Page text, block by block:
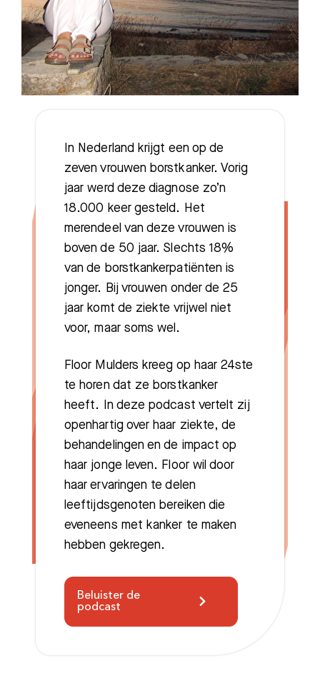
Zoeken
Meest gezocht:
Bezoektijden
Afspraak maken
Afdelingen
In Nederland krijgt een op de
zeven vrouwen borstkanker. Vorig
jaar werd deze diagnose zo’n
18.000 keer gesteld. Het
merendeel van deze vrouwen is
boven de 50 jaar. Slechts 18%
van de borstkankerpatiënten is
jonger. Bij vrouwen onder de 25
jaar komt de ziekte vrijwel niet
voor, maar soms wel.
Floor Mulders kreeg op haar 24ste
te horen dat ze borstkanker
heeft. In deze podcast vertelt zij
openhartig over haar ziekte, de
behandelingen en de impact op
haar jonge leven. Floor wil door
haar ervaringen te delen
leeftijdsgenoten bereiken die
eveneens met kanker te maken
hebben gekregen.
Beluister de
podcast